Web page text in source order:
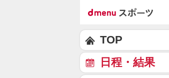
TOP
日程・結果